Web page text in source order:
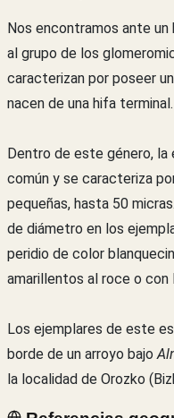
Nos encontramos ante
al grupo de los
caracterizan por poseer
nacen de una hifa terminal.
Dentro de este género, la
común y se caracteriza
pequeñas, hasta 50
de diámetro en los
peridio de color
amarillentos al roce o con
Los ejemplares de este
borde de un arroyo bajo
la localidad de Orozko